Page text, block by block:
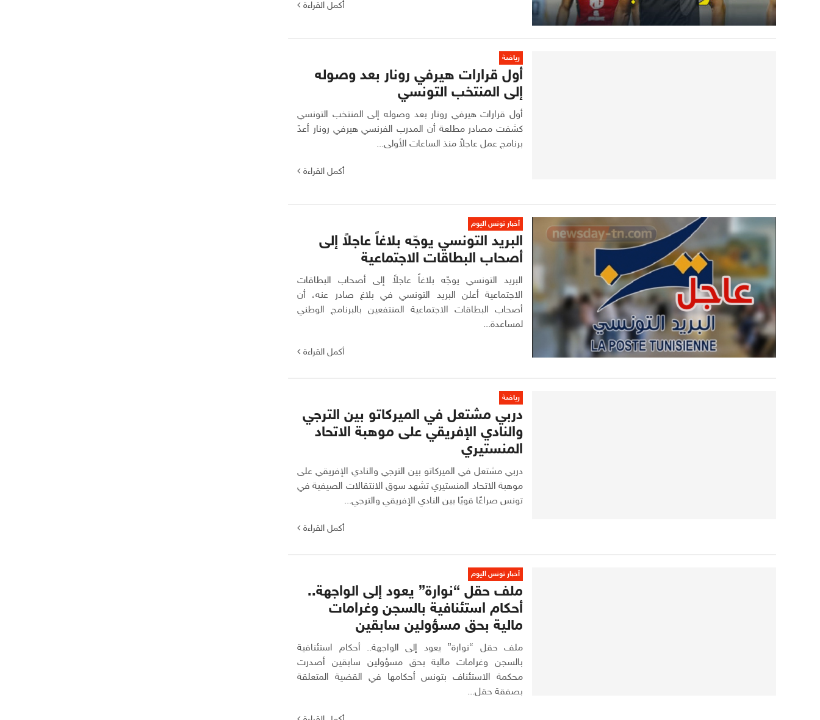
أكمل القراءة
رياضة
أول قرارات هيرفي رونار بعد وصوله
إلى المنتخب التونسي
أول قرارات هيرفي رونار بعد وصوله إلى المنتخب التونسي
كشفت مصادر مطلعة أن المدرب الفرنسي هيرفي رونار أعدّ
برنامج عمل عاجلاً منذ الساعات الأولى...
أكمل القراءة
أخبار تونس اليوم
البريد التونسي يوجّه بلاغاً عاجلاً إلى
أصحاب البطاقات الاجتماعية
البريد التونسي يوجّه بلاغاً عاجلاً إلى أصحاب البطاقات
الاجتماعية أعلن البريد التونسي في بلاغ صادر عنه، أن
أصحاب البطاقات الاجتماعية المنتفعين بالبرنامج الوطني
لمساعدة...
أكمل القراءة
رياضة
دربي مشتعل في الميركاتو بين الترجي
والنادي الإفريقي على موهبة الاتحاد
المنستيري
دربي مشتعل في الميركاتو بين الترجي والنادي الإفريقي على
موهبة الاتحاد المنستيري تشهد سوق الانتقالات الصيفية في
تونس صراعًا قويًا بين النادي الإفريقي والترجي...
أكمل القراءة
أخبار تونس اليوم
ملف حقل “نوارة” يعود إلى الواجهة..
أحكام استئنافية بالسجن وغرامات
مالية بحق مسؤولين سابقين
ملف حقل “نوارة” يعود إلى الواجهة.. أحكام استئنافية
بالسجن وغرامات مالية بحق مسؤولين سابقين أصدرت
محكمة الاستئناف بتونس أحكامها في القضية المتعلقة
بصفقة حقل...